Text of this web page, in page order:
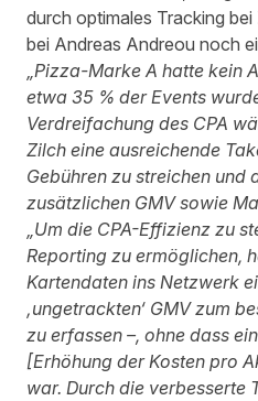
durch optimales Tracking
bei Andreas Andreou noch
„Pizza-Marke A hatte kein
etwa 35 % der Events
Verdreifachung des CPA
Zilch eine ausreichende
Gebühren zu streichen und
zusätzlichen GMV sowie
„Um die CPA-Effizienz zu
Reporting zu ermöglichen,
Kartendaten ins Netzwerk
‚ungetrackten‘ GMV zum
zu erfassen –, ohne dass
[Erhöhung der Kosten pro
war. Durch die verbesserte